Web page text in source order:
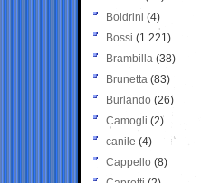
Boldrini (4)
Bossi (1.221)
Brambilla (38)
Brunetta (83)
Burlando (26)
Camogli (2)
canile (4)
Cappello (8)